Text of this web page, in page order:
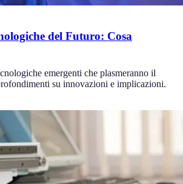
del Futuro: Cosa
emergenti che plasmeranno il
su innovazioni e implicazioni.